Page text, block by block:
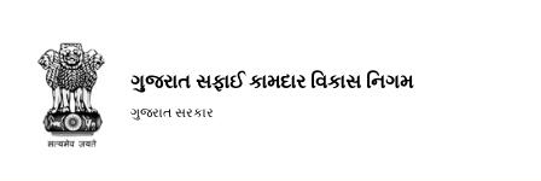
ગુજરાત સફાઈ કામદાર વિકાસ નિગમ
ગુજરાત સરકાર